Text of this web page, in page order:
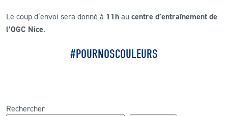
Le coup d’envoi sera donné à 11h au centre d’entraînement de
l’OGC Nice.
#POURNOSCOULEURS
Rechercher